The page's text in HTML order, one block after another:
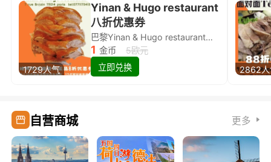
1729人气
Yinan & Hugo restaurant
八折优惠券
巴黎Yinan & Hugo restaurant除简餐类全场8折
1 金币
5欧元
立即兑换
2862
自营商城 更多